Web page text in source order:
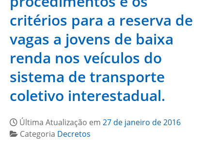
critérios para a reserva de
vagas a jovens de baixa
renda nos veículos do
sistema de transporte
coletivo interestadual.
Última Atualização em 27 de janeiro de 2016
Categoria Decretos